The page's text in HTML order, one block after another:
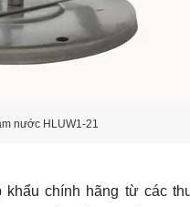
nước HLUW1-21
chính hãng từ các